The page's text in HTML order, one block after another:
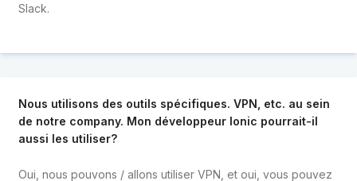
Slack.
Nous utilisons des outils spécifiques. VPN, etc. au sein
de notre company. Mon développeur Ionic pourrait-il
aussi les utiliser?
Oui, nous pouvons / allons utiliser VPN, et oui, vous pouvez